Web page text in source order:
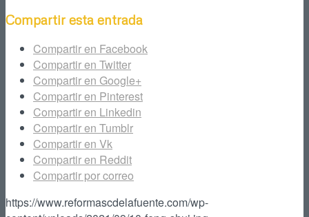
Compartir esta entrada
Compartir en Facebook
Compartir en Twitter
Compartir en Google+
Compartir en Pinterest
Compartir en Linkedin
Compartir en Tumblr
Compartir en Vk
Compartir en Reddit
Compartir por correo
https://www.reformascdelafuente.com/wp-